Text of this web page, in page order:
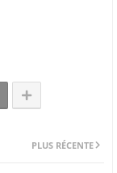
PLUS RÉCENTE